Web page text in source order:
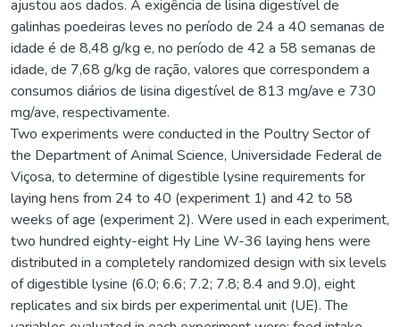
ajustou aos dados. A exigência de lisina digestível de
galinhas poedeiras leves no período de 24 a 40 semanas de
idade é de 8,48 g/kg e, no período de 42 a 58 semanas de
idade, de 7,68 g/kg de ração, valores que correspondem a
consumos diários de lisina digestível de 813 mg/ave e 730
mg/ave, respectivamente.
Two experiments were conducted in the Poultry Sector of
the Department of Animal Science, Universidade Federal de
Viçosa, to determine of digestible lysine requirements for
laying hens from 24 to 40 (experiment 1) and 42 to 58
weeks of age (experiment 2). Were used in each experiment,
two hundred eighty-eight Hy Line W-36 laying hens were
distributed in a completely randomized design with six levels
of digestible lysine (6.0; 6.6; 7.2; 7.8; 8.4 and 9.0), eight
replicates and six birds per experimental unit (UE). The